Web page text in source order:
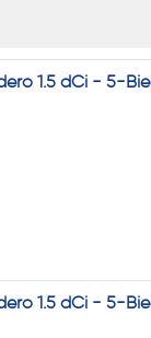
1.5 dCi - 5-
1.5 dCi - 5-